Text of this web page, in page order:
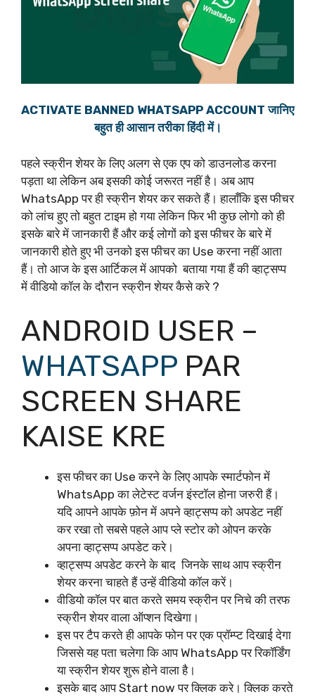
ACTIVATE BANNED WHATSAPP ACCOUNT जानिए
बहुत ही आसान तरीका हिंदी में।
पहले स्क्रीन शेयर के लिए अलग से एक एप को डाउनलोड करना
पड़ता था लेकिन अब इसकी कोई जरूरत नहीं है। अब आप
WhatsApp पर ही स्क्रीन शेयर कर सकते हैं। हालाँकि इस फीचर
को लांच हुए तो बहुत टाइम हो गया लेकिन फिर भी कुछ लोगो को ही
इसके बारे में जानकारी हैं और कई लोगों को इस फीचर के बारे में
जानकारी होते हुए भी उनको इस फीचर का Use करना नहीं आता
हैं। तो आज के इस आर्टिकल में आपको बताया गया हैं की व्हाट्सप्प
में वीडियो कॉल के दौरान स्क्रीन शेयर कैसे करे ?
ANDROID USER –
WHATSAPP PAR
SCREEN SHARE
KAISE KRE
इस फीचर का Use करने के लिए आपके स्मार्टफोन में
WhatsApp का लेटेस्ट वर्जन इंस्टॉल होना जरुरी हैं।
यदि आपने आपके फ़ोन में अपने व्हाट्सप्प को अपडेट नहीं
कर रखा तो सबसे पहले आप प्ले स्टोर को ओपन करके
अपना व्हाट्सप्प अपडेट करे।
व्हाट्सप्प अपडेट करने के बाद जिनके साथ आप स्क्रीन
शेयर करना चाहते हैं उन्हें वीडियो कॉल करें।
वीडियो कॉल पर बात करते समय स्क्रीन पर निचे की तरफ
स्क्रीन शेयर वाला ऑप्शन दिखेगा।
इस पर टैप करते ही आपके फोन पर एक प्रॉम्प्ट दिखाई देगा
जिससे यह पता चलेगा कि आप WhatsApp पर रिकॉर्डिंग
या स्क्रीन शेयर शुरू होने वाला है।
इसके बाद आप Start now पर क्लिक करे। क्लिक करते